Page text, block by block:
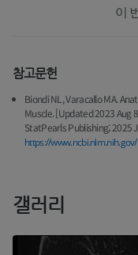
이
참고문헌
Biondi NL, Varacallo MA.
Muscle. [Updated 2023 Aug
StatPearls Publishing; 2025
https://
갤러리